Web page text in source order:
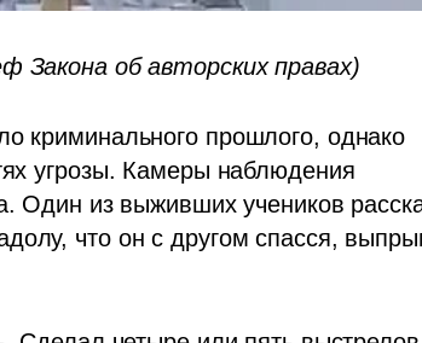
Закона об авторских правах)
криминального прошлого, однако
угрозы. Камеры наблюдения
Один из выживших учеников
что он с другом спасся,